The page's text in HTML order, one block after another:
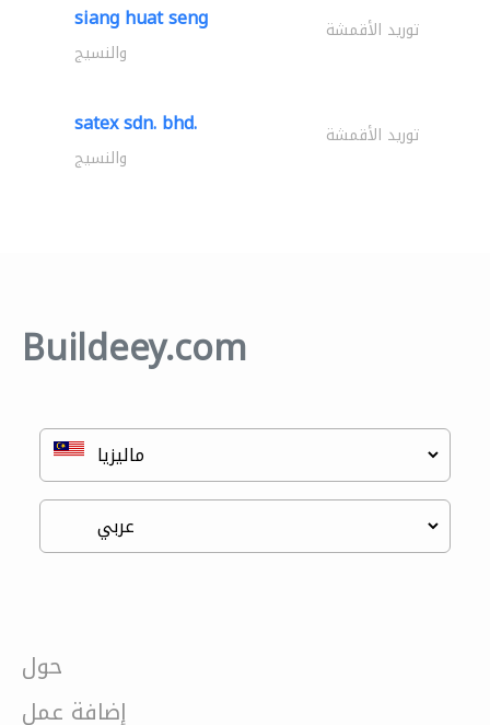
siang huat seng توريد الأقمشة
والنسيج
satex sdn. bhd. توريد الأقمشة
والنسيج
Buildeey.com
حول
إضافة عمل